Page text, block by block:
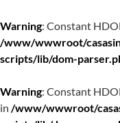
Warning: Constant
/www/wwwroot/
scripts/lib/dom-
Warning: Constant
in /www/wwwroot/